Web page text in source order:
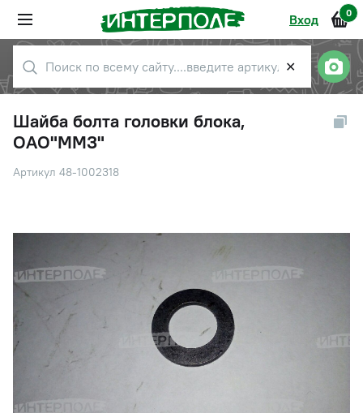
Вход 0
✕
Шайба болта головки блока,
ОАО"ММЗ"
Артикул 48-1002318